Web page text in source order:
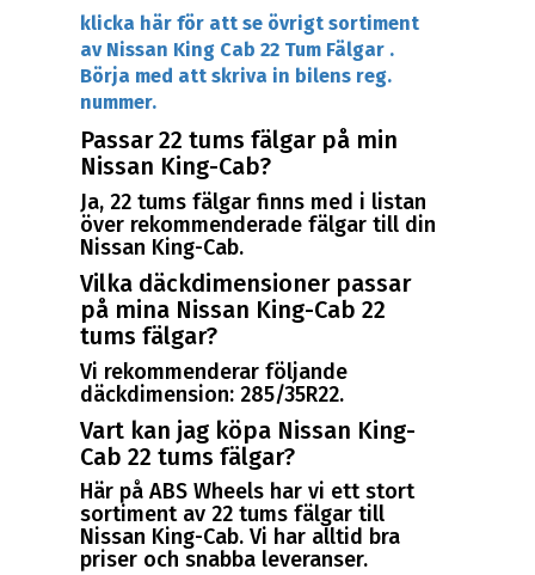
klicka här för att se övrigt sortiment
av Nissan King Cab 22 Tum Fälgar .
Börja med att skriva in bilens reg.
nummer.
Passar 22 tums fälgar på min
Nissan King-Cab?
Ja, 22 tums fälgar finns med i listan
över rekommenderade fälgar till din
Nissan King-Cab.
Vilka däckdimensioner passar
på mina Nissan King-Cab 22
tums fälgar?
Vi rekommenderar följande
däckdimension: 285/35R22.
Vart kan jag köpa Nissan King-
Cab 22 tums fälgar?
Här på ABS Wheels har vi ett stort
sortiment av 22 tums fälgar till
Nissan King-Cab. Vi har alltid bra
priser och snabba leveranser.